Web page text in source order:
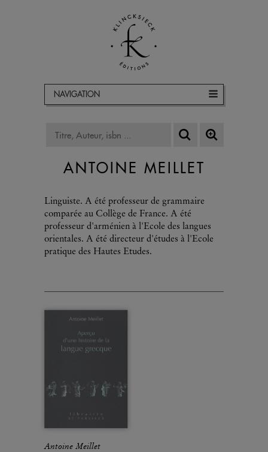
NAVIGATION
ANTOINE MEILLET
Linguiste. A été professeur de grammaire
comparée au Collège de France. A été
professeur d'arménien à l'Ecole des langues
orientales. A été directeur d'études à l'Ecole
pratique des Hautes Etudes.
Antoine Meillet